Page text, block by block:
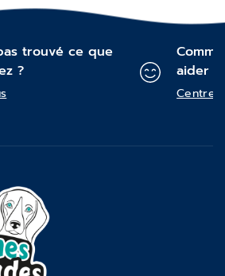
trouvé ce que
?
aider ?
Centre